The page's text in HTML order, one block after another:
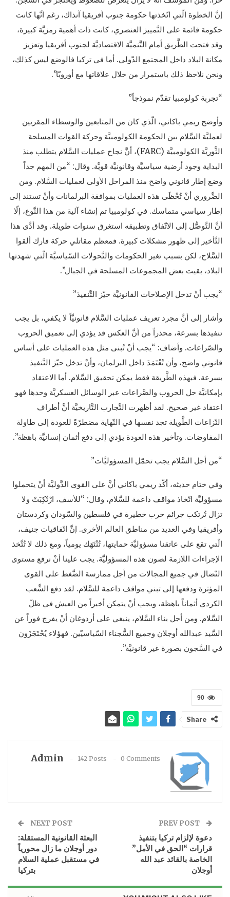
إنَّ الخطوة الّتي اتّخذتها حكومة جنوب أفريقيا آنذاك، رغم أنَّها كانت
حكومة قائمة على التَّمييز العنصري، كانت ذات أهمية رمزيَّة كبيرة،
وقد فتحت الطَّريق أمام التَّنميَّة الاقتصاديَّة لجنوب أفريقيا وتعزيز
مكانة البلاد داخل المجتمع الدّولي. أما في تركيا فالوضع ليس كذلك،
ونحن نلاحظ ذلك باستمرار من خلال علاقاتها مع أوروبّا”.
“تجربة كولومبيا تقدّم نموذجاً”
وأوضح ريمي باكاني، الّذي كان من المتابعين والوسطاء المقربين
لعمليَّة السَّلام بين الحكومة الكولومبيَّة وحركة القوات المسلحة
الثَّوريَّة الكولومبيَّة (FARC)، أنَّ نجاح عمليات السَّلام يتطلب منذ
البداية وجود أرضية سياسيَّة وقانونيَّة قويَّة. وقال: “من المهم جداً
وضع إطار قانوني واضح منذ المراحل الأولى لعمليات السَّلام. ومن
الضَّروري أنْ تُحْظَى هذه العمليات بموافقة البرلمانات وأنْ تستند إلى
إطار سياسي متماسك. في كولومبيا تم إنشاء آلية من هذا النَّوع، إلّا
أنَّ التَّوصُّل إلى الاتّفاق وتطبيقه استغرق سنوات طويلة. وقد أدَّى هذا
التَّأخير إلى ظهور مشكلات كبيرة. فمعظم مقاتلي حركة فارك ألقوا
السَّلاح، لكن بسبب تغير الحكومات والتَّحولات السّياسيَّة الّتي شهدتها
البلاد، بقيت بعض المجموعات المسلحة في الجبال”.
“يجب أنْ تدخل الإصلاحات القانونيَّة حيّز التَّنفيذ”
وأشار إلى أنَّ مجرد تعريف عمليات السَّلام قانونيَّاً لا يكفي، بل يجب
تنفيذها بسرعة، محذراً من أنَّ العكس قد يؤدي إلى تعميق الحروب
والصّراعات. وأضاف: “يجب أنْ تُبنى مثل هذه العمليات على أساس
قانوني واضح، وأن تُعْتَمَدَ داخل البرلمان، وأنْ تدخل حيّز التَّنفيذ
بسرعة. فبهذه الطَّريقة فقط يمكن تحقيق السَّلام. أما الاعتقاد
بإمكانيَّة حل الحروب والصَّراعات عبر الوسائل العسكريَّة وحدها فهو
اعتقاد غير صحيح. لقد أظهرت التَّجارب التَّاريخيَّة أنَّ أطراف
النّزاعات الطَّويلة تجد نفسها في النّهاية مضطرّةً للعودة إلى طاولة
المفاوضات. وتأخير هذه العودة يؤدي إلى دفع أثمان إنسانيَّة باهظة”.
“من أجل السَّلام يجب تحمّل المسؤوليَّات”
وفي ختام حديثه، أكّد ريمي باكاني أنَّ على القوى الدَّوليَّة أنْ يتحملوا
مسؤوليَّة اتّخاذ مواقف داعمة للسَّلام، وقال: “للأسف، ارْتُكِبَتْ ولا
تزال تُرتكب جرائم حرب خطيرة في فلسطين والسّودان وكردستان
وأفريقيا وفي العديد من مناطق العالم الأخرى. إنَّ اتّفاقيات جنيف،
الّتي تقع على عاتقنا مسؤوليَّة حمايتها، تُنْتَهَك يومياً، ومع ذلك لا تُتَّخذ
الإجراءات اللازمة لصون هذه المسؤوليَّة. يجب علينا أنْ نرفع مستوى
النّضال في جميع المجالات من أجل ممارسة الضَّغط على القوى
المؤثرة ودفعها إلى تبني مواقف داعمة للسَّلام. لقد دفع الشَّعب
الكردي أثماناً باهظة، ويجب أنْ يتمكن أخيراً من العيش في ظلّ
السَّلام. ومن أجل بناء السَّلام، ينبغي على أردوغان أنْ يفرج فوراً عن
السَّيد عبدالله أوجلان وجميع السُّجناء السّياسيّين. فهؤلاء يُحْتَجَزَون
في السَّجون بصورة غير قانونيَّة”.
90
Share
Admin 142 Posts 0 Comments
دعوة لإلزام تركيا بتنفيذ
قرارات “الحق في الأمل”
الخاصة بالقائد عبد الله
أوجلان
NEXT POST
البعثة القانونية المستقلة:
دور أوجلان ما زال محورياً
في مستقبل عملية السلام
بتركيا